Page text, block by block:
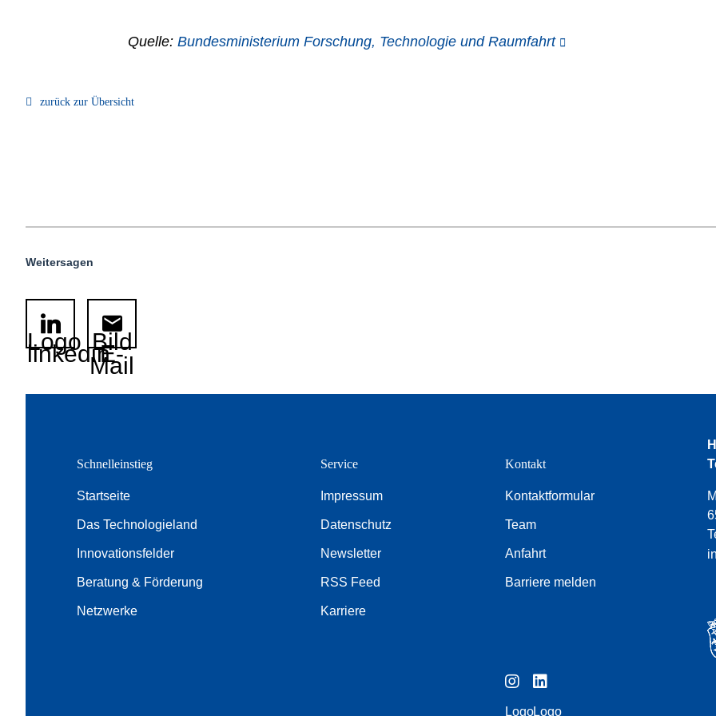
Quelle: Bundesministerium Forschung, Technologie und Raumfahrt
zurück zur Übersicht
Weitersagen
Logo
linkedinBild
E-
Mail
Schnelleinstieg
Startseite
Das Technologieland
Innovationsfelder
Beratung & Förderung
Netzwerke
Service
Impressum
Datenschutz
Newsletter
RSS Feed
Karriere
Kontakt
Kontaktformular
Team
Anfahrt
Barriere melden
LogoLogo